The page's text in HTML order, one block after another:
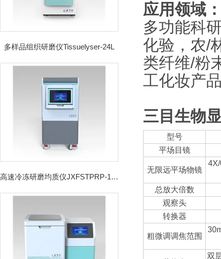
多样品组织研磨仪Tissuelyser-24L
高速冷冻研磨均质仪JXFSTPRP-192CL
应用领域
多功能科
化验，农/
类纤维/粉
工化妆产
三目生物
型号
平场目镜
无限远平场物镜
总放大倍数
观察头
转换器
粗微调调焦范围
双